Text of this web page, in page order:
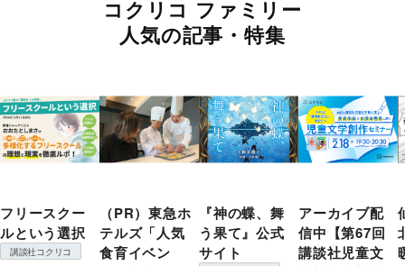
コクリコ ファミリー
人気の記事・特集
フリースクー
ルという選択
講談社コクリコ
（PR）東急ホ
テルズ「人気
食育イベン
『神の蝶、舞
う果て』公式
サイト
アーカイブ配
信中【第67回
講談社児童文